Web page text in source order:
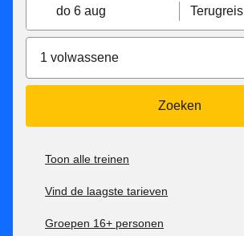
do 6 aug Terugreis
1 volwassene
Zoeken
Toon alle treinen
Vind de laagste tarieven
Groepen 16+ personen